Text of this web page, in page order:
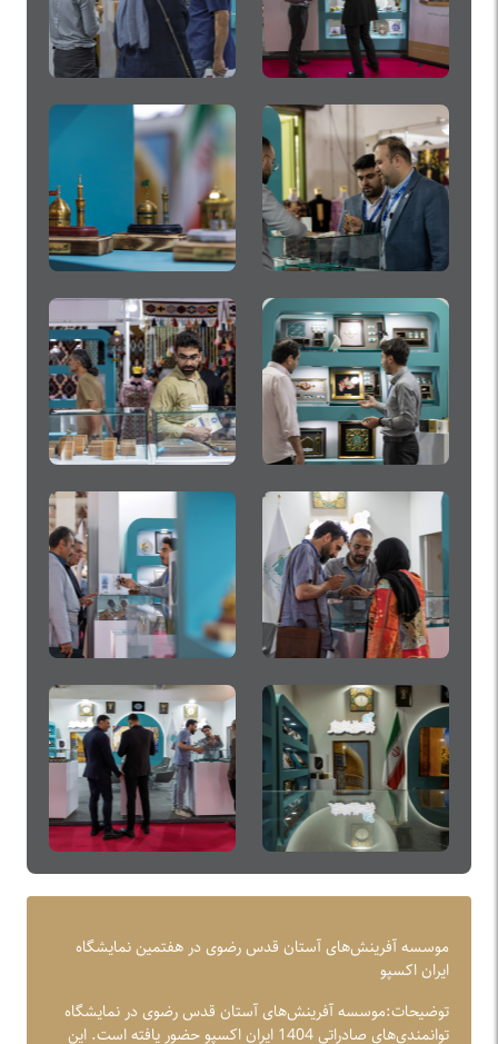
موسسه آفرینش‌های آستان قدس رضوی در هفتمین نمایشگاه
ایران اکسپو
توضیحات:موسسه آفرینش‌های آستان قدس رضوی در نمایشگاه
توانمندی‌های صادراتی 1404 ایران اکسپو حضور یافته است. این